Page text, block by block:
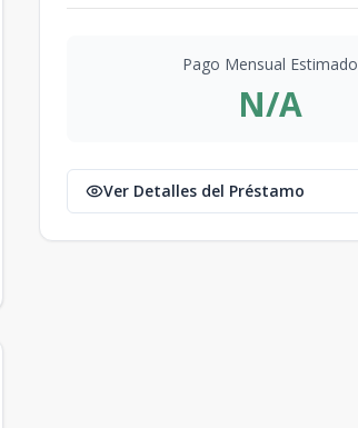
Pago Mensual Estimado
N/A
Ver Detalles del Préstamo